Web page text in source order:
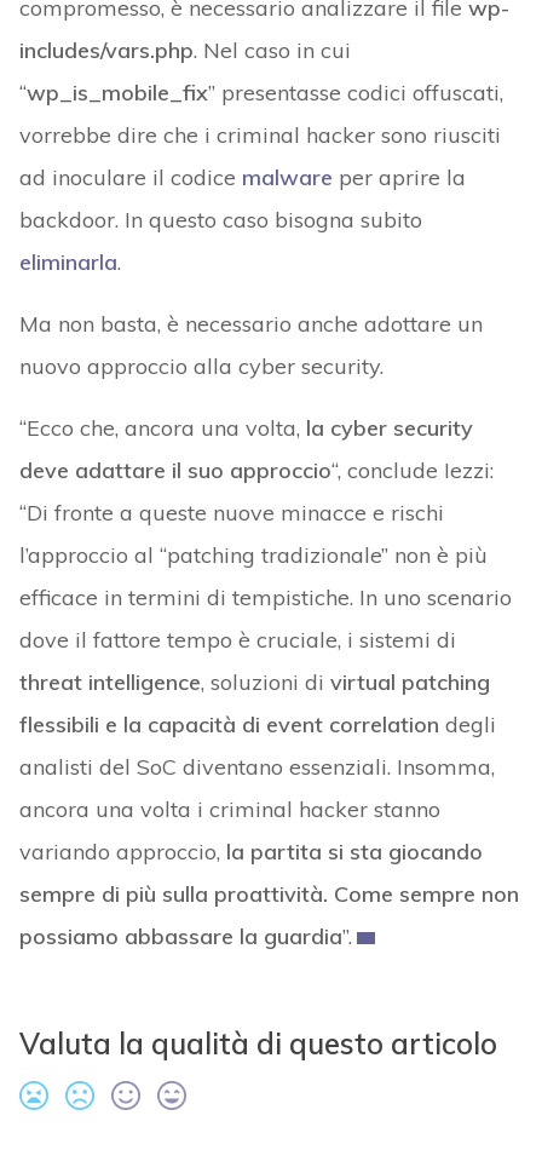
compromesso, è necessario analizzare il file wp-
includes/vars.php. Nel caso in cui
“wp_is_mobile_fix” presentasse codici offuscati,
vorrebbe dire che i criminal hacker sono riusciti
ad inoculare il codice malware per aprire la
backdoor. In questo caso bisogna subito
eliminarla.
Ma non basta, è necessario anche adottare un
nuovo approccio alla cyber security.
“Ecco che, ancora una volta, la cyber security
deve adattare il suo approccio“, conclude Iezzi:
“Di fronte a queste nuove minacce e rischi
l’approccio al “patching tradizionale” non è più
efficace in termini di tempistiche. In uno scenario
dove il fattore tempo è cruciale, i sistemi di
threat intelligence, soluzioni di virtual patching
flessibili e la capacità di event correlation degli
analisti del SoC diventano essenziali. Insomma,
ancora una volta i criminal hacker stanno
variando approccio, la partita si sta giocando
sempre di più sulla proattività. Come sempre non
possiamo abbassare la guardia”.
Valuta la qualità di questo articolo